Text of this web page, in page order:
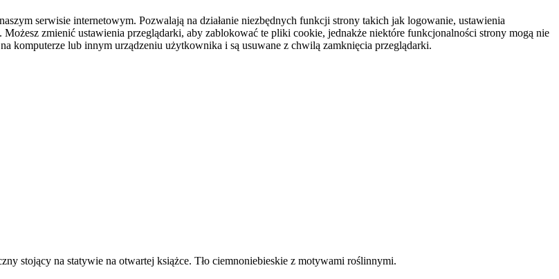
serwisie internetowym. Pozwalają na działanie niezbędnych funkcji strony takich jak logowanie, ustawienia
zmienić ustawienia przeglądarki, aby zablokować te pliki cookie, jednakże niektóre funkcjonalności strony mogą nie
komputerze lub innym urządzeniu użytkownika i są usuwane z chwilą zamknięcia przeglądarki.